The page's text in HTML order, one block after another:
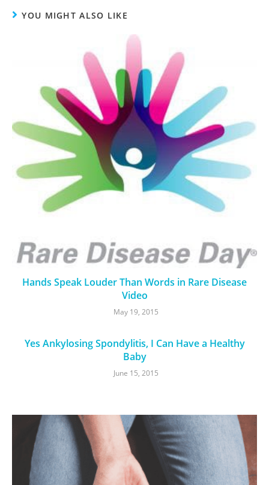
YOU MIGHT ALSO LIKE
Hands Speak Louder Than Words in Rare Disease
Video
May 19, 2015
Yes Ankylosing Spondylitis, I Can Have a Healthy
Baby
June 15, 2015